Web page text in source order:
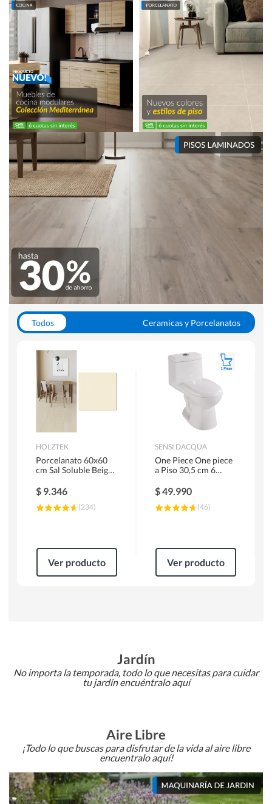
Todos
Ceramicas y Porcelanatos
WC y Sanitarios
Pisos Flotantes y Laminados
Pinturas
HOLZTEK
Porcelanato 60x60
cm Sal Soluble Beige
$ 9.346
(234)
Ver producto
SENSI DACQUA
One Piece One piece
a Piso 30,5 cm 6
$49.990
(46)
Ver producto
Jardín
No importa la temporada, todo lo que necesitas para cuidar
tu jardín encuéntralo aquí
Aire Libre
¡Todo lo que buscas para disfrutar de la vida al aire libre
encuentralo aquí!